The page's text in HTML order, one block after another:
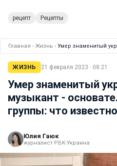
рецепт Рецепты
Главная › Жизнь › Умер знаменитый
ЖИЗНЬ 21 февраля 2023 · 08:21
Умер знаменитый
музыкант -
группы: что
Юлия Гаюк
журналист РБК-Украина